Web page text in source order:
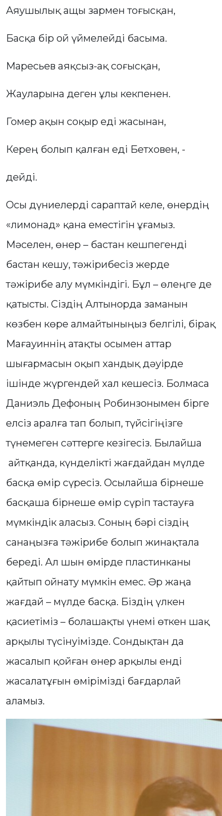
Аяушылық ащы зармен тоғысқан,
Басқа бір ой үймелейді басыма.
Маресьев аяқсыз-ақ соғысқан,
Жауларына деген ұлы кекпенен.
Гомер ақын соқыр еді жасынан,
Керең болып қалған еді Бетховен, -
дейді.
Осы дүниелерді сараптай келе, өнердің
«лимонад» қана еместігін ұғамыз.
Мәселен, өнер – бастан кешпегенді
бастан кешу, тәжірибесіз жерде
тәжірибе алу мүмкіндігі. Бұл – өлеңге де
қатысты. Сіздің Алтынорда заманын
көзбен көре алмайтыныңыз белгілі, бірақ
Мағауиннің атақты осымен аттар
шығармасын оқып хандық дәуірде
ішінде жүргендей хал кешесіз. Болмаса
Даниэль Дефоның Робинзонымен бірге
елсіз аралға тап болып, түйсігіңізге
түнемеген сәттерге кезігесіз. Былайша
айтқанда, күнделікті жағдайдан мүлде
басқа өмір сүресіз. Осылайша бірнеше
басқаша бірнеше өмір сүріп тастауға
мүмкіндік аласыз. Соның бәрі сіздің
санаңызға тәжірибе болып жинақтала
береді. Ал шын өмірде пластинканы
қайтып ойнату мүмкін емес. Әр жаңа
жағдай – мүлде басқа. Біздің үлкен
қасиетіміз – болашақты үнемі өткен шақ
арқылы түсінуімізде. Сондықтан да
жасалып қойған өнер арқылы енді
жасалатұғын өмірімізді бағдарлай
аламыз.